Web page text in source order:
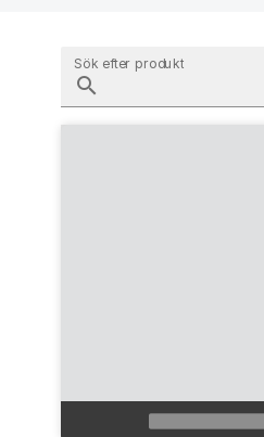
Sök efter produkt